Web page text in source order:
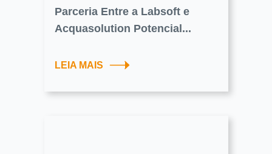
Parceria Entre a Labsoft e
Acquasolution Potencial...
LEIA MAIS